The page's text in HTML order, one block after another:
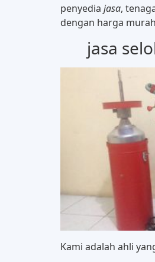
penyedia jasa,
dengan harga
jasa
Kami adalah ahli